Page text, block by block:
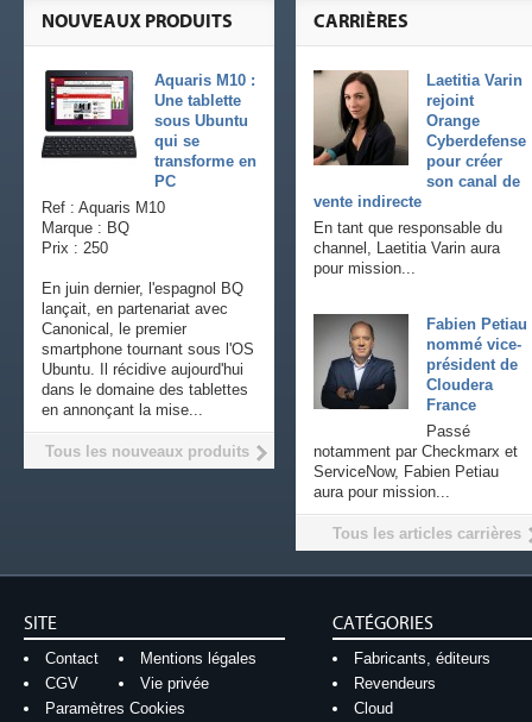
CARRIÈRES
Laetitia Varin
rejoint
Orange
Cyberdefense
pour créer
son canal de
vente indirecte
En tant que responsable du
channel, Laetitia Varin aura
pour mission...
Fabien Petiau
nommé vice-
président de
Cloudera
France
Passé
notamment par Checkmarx et
ServiceNow, Fabien Petiau
aura pour mission...
Tous les articles carrières
NOUVEAUX PRODUITS
Aquaris M10 :
Une tablette
sous Ubuntu
qui se
transforme en
PC
Ref : Aquaris M10
Marque : BQ
Prix : 250
En juin dernier, l'espagnol BQ
lançait, en partenariat avec
Canonical, le premier
smartphone tournant sous l'OS
Ubuntu. Il récidive aujourd'hui
dans le domaine des tablettes
en annonçant la mise...
Tous les nouveaux produits
SITE
Contact
Mentions légales
CGV
Vie privée
Paramètres Cookies
CATÉGORIES
Fabricants, éditeurs
Revendeurs
Cloud